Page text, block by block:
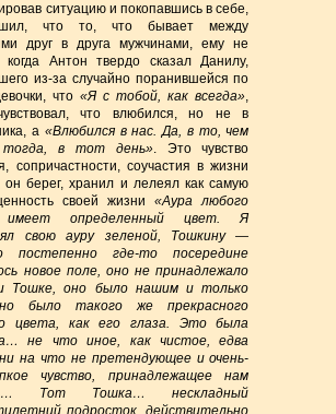
ситуацию и покопавшись в себе,
что то, что бывает между
друг в друга мужчинами, ему не
Антон твердо сказал Данилу,
из-за случайно поранившейся по
что «Я с тобой, как всегда»,
что влюбился, но не в
а «Влюбился в нас. Да, в то, чем
в тот день». Это чувство
сопричастности, соучастия в жизни
он берег, хранил и лелеял как самую
своей жизни«Аура любого
имеет определенный цвет. Я
свою ауру зеленой, Тошкину —
постепенно где-то посередине
новое поле, оно не принадлежало
Тошке, оно было нашим и только
было такого же прекрасного
цвета, как его глаза. Это была
не что иное, как чистое, едва
на что не претендующее и очень-
чувство, принадлежащее нам
Тот Тошка… нескладный
подросток, действительно